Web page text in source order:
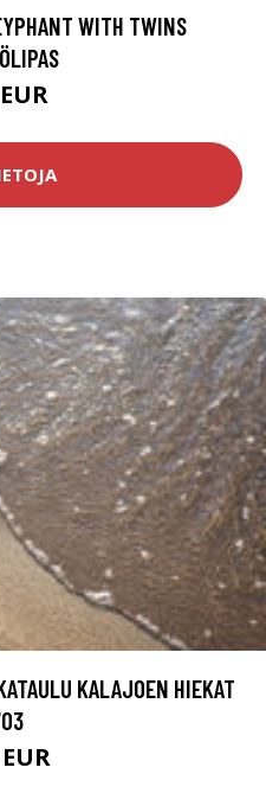
WITH TWINS
KALAJOEN HIEKAT